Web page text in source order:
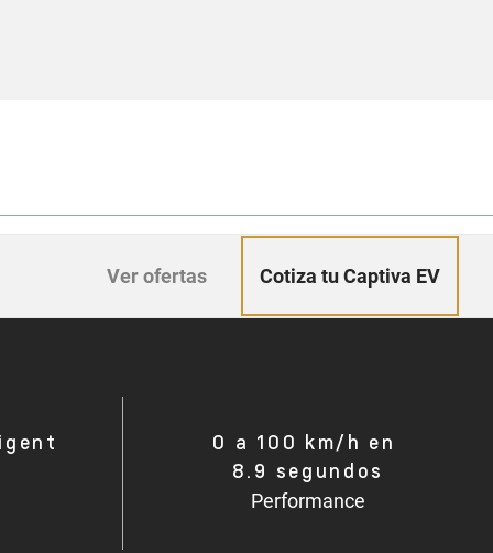
Ver ofertas Cotiza tu Captiva EV
0 a 100 km/h en
8.9 segundos
Performance